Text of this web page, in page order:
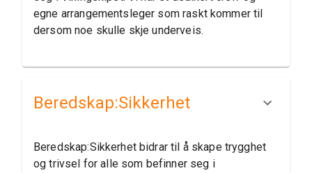
egne arrangementsleger som raskt kommer til
dersom noe skulle skje underveis.
Beredskap:​Sikkerhet
Beredskap:Sikkerhet bidrar til å skape trygghet
og trivsel for alle som befinner seg i